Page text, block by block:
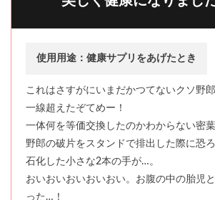
使用用途：健康サプリをあげたとき
これはさすがにいまだかつてないクソ野郎
一線超えたぞてめー！
一体何を等価交換したのかわからない密
野郎の破片をスタンドで排出した際に恐
石化した小さな2本の手が…。
おいおいおいおいおい。お腹の中の胎児
った…！